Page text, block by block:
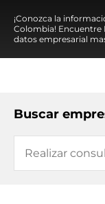
¡Conozca la
Colombia! Encuentre
datos empresarial
Buscar